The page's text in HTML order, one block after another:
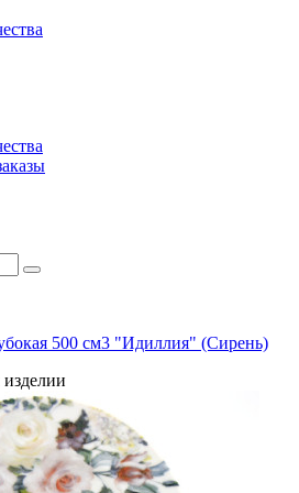
500 см3 "Идиллия" (Сирень)